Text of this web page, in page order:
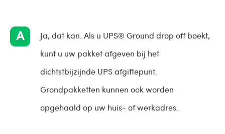
Ja, dat kan. Als u UPS® Ground drop off boekt,
kunt u uw pakket afgeven bij het
dichtstbijzijnde UPS afgiftepunt.
Grondpakketten kunnen ook worden
opgehaald op uw huis- of werkadres.